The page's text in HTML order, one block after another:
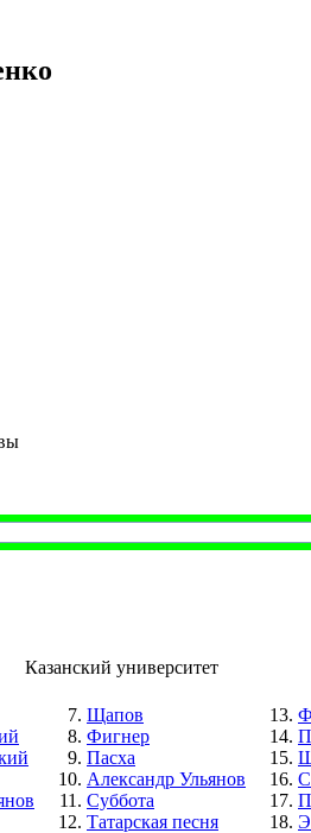
Казанский университет
Щапов
Фигнер
Пасха
Александр Ульянов
Суббота
Татарская песня